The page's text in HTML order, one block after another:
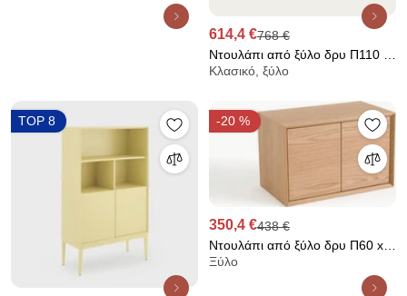
614,4 €768 €
Ντουλάπι από ξύλο δρυ Π110 x
Β42 εκ., Archivita XL
Κλασικό, ξύλο
TOP 8 -20 %
350,4 €438 €
Ντουλάπι από ξύλο δρυ Π60 x
Β35 εκ., Archivita
Ξύλο